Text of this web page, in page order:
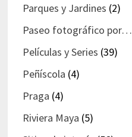
Parques y Jardines (2)
Paseo fotográfico por…
Películas y Series (39)
Peñíscola (4)
Praga (4)
Riviera Maya (5)